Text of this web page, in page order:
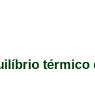
térmico